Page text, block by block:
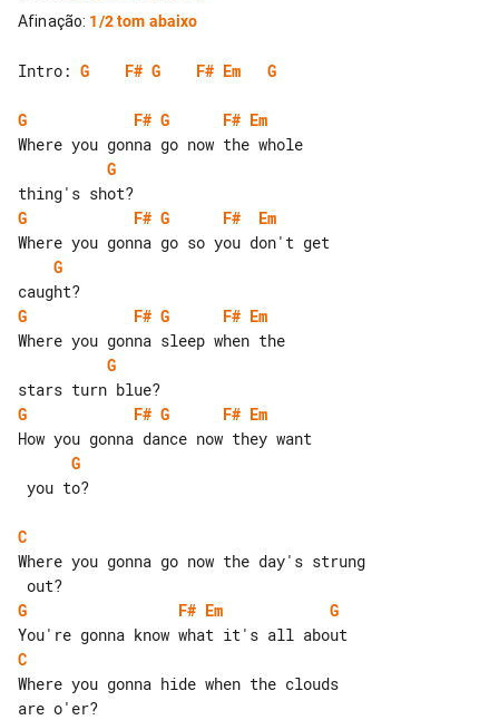
Afinação: 1/2 tom abaixo
Intro: G F# G F# Em G
G F# G F# Em
G
G
F# G F#
Em
G
G
F# G F# Em
G
G
F# G F# Em
G
C
Where you gonna go now the day's strung
G
F# Em
G
C
Where you gonna hide when the clouds